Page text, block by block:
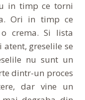
in timp ce torni
Ori in timp ce
crema. Si lista
greselile se
nu sunt un
dintr-un proces
dar vine un